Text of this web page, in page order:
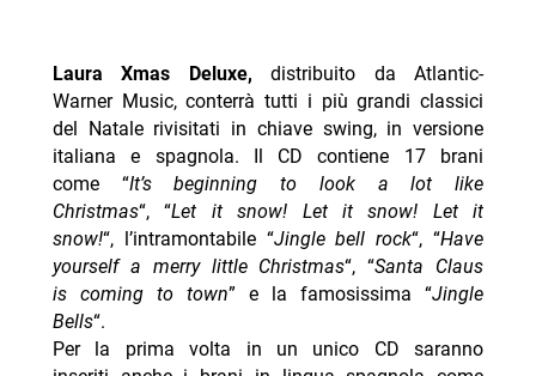
Laura Xmas Deluxe,distribuito da Atlantic-
Warner Music, conterrà tutti i più grandi classici
del Natale rivisitati in chiave swing, in versione
italiana e spagnola. Il CD contiene 17 brani
come “It’s beginning to look a lot like
Christmas“, “Let it snow! Let it snow! Let it
snow!“, l’intramontabile “Jingle bell rock“, “Have
yourself a merry little Christmas“, “Santa Claus
is coming to town” e la famosissima “Jingle
Bells“.
Per la prima volta in un unico CD saranno